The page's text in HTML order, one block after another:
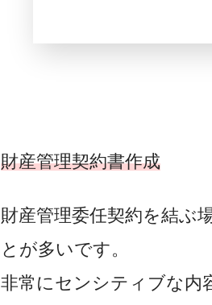
財産管理契約書作成
財産管理委任契約を結ぶ
とが多いです。
非常にセンシティブな内